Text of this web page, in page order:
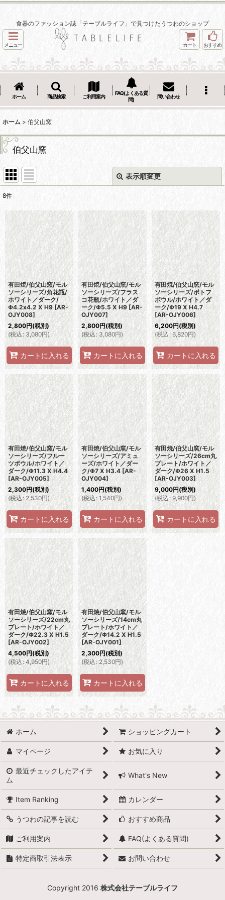
食器のファッション誌「テーブルライフ」で見つけたうつわのショップ
メニュー カート おすすめ
ホーム 商品検索 ご利用案内
FAQ(よくある質
問)
問い合わせ
ホーム > 伯父山窯
伯父山窯
表示順変更
並び順 :
絞り込む
8件
有田焼/伯父山窯/モル
ソーシリーズ/角花瓶/
ホワイト／ダーク/
Φ4.2x4.2 X H9 [AR-
OJY008]
2,800円(税別)
(税込: 3,080円)
カートに入れる
有田焼/伯父山窯/モル
ソーシリーズ/フラス
コ花瓶/ホワイト／ダ
ーク/Φ5.5 X H9 [AR-
OJY007]
2,800円(税別)
(税込: 3,080円)
カートに入れる
有田焼/伯父山窯/モル
ソーシリーズ/ポトフ
ボウル/ホワイト／ダ
ーク/Φ19 X H4.7
[AR-OJY006]
6,200円(税別)
(税込: 6,820円)
カートに入れる
有田焼/伯父山窯/モル
ソーシリーズ/フルー
ツボウル/ホワイト／
ダーク/Φ11.3 X H4.4
[AR-OJY005]
2,300円(税別)
(税込: 2,530円)
カートに入れる
有田焼/伯父山窯/モル
ソーシリーズ/アミュ
ーズ/ホワイト／ダー
ク/Φ7 X H3.4 [AR-
OJY004]
1,400円(税別)
(税込: 1,540円)
カートに入れる
有田焼/伯父山窯/モル
ソーシリーズ/26cm丸
プレート/ホワイト／
ダーク/Φ26 X H1.5
[AR-OJY003]
9,000円(税別)
(税込: 9,900円)
カートに入れる
有田焼/伯父山窯/モル
ソーシリーズ/22cm丸
プレート/ホワイト／
ダーク/Φ22.3 X H1.5
[AR-OJY002]
4,500円(税別)
(税込: 4,950円)
カートに入れる
有田焼/伯父山窯/モル
ソーシリーズ/14cm丸
プレート/ホワイト／
ダーク/Φ14.2 X H1.5
[AR-OJY001]
2,300円(税別)
(税込: 2,530円)
カートに入れる
ホーム ショッピングカート
マイページ お気に入り
最近チェックしたアイテ
ム
What's New
Item Ranking カレンダー
うつわの記事を読む おすすめ商品
ご利用案内 FAQ(よくある質問)
特定商取引法表示 お問い合わせ
Copyright 2016 株式会社テーブルライフ